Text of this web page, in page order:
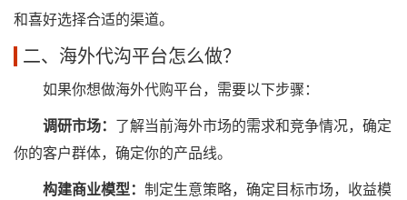
和喜好选择合适的渠道。
二、海外代沟平台怎么做？
如果你想做海外代购平台，需要以下步骤：
调研市场： 了解当前海外市场的需求和竞争情况，确定
你的客户群体，确定你的产品线。
构建商业模型： 制定生意策略，确定目标市场，收益模